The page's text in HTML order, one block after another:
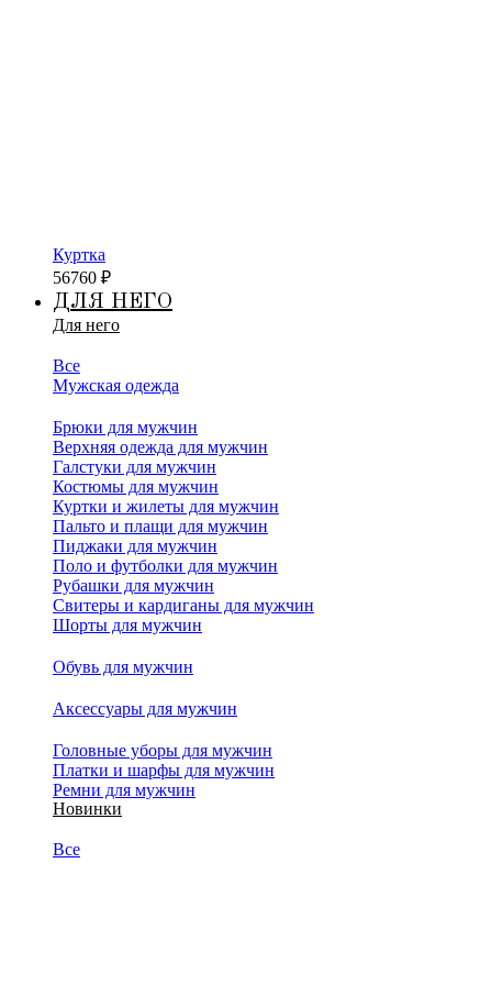
Куртка
56760 ₽
ДЛЯ НЕГО
Для него
Все
Мужская одежда
Брюки для мужчин
Верхняя одежда для мужчин
Галстуки для мужчин
Костюмы для мужчин
Куртки и жилеты для мужчин
Пальто и плащи для мужчин
Пиджаки для мужчин
Поло и футболки для мужчин
Рубашки для мужчин
Свитеры и кардиганы для мужчин
Шорты для мужчин
Обувь для мужчин
Аксессуары для мужчин
Головные уборы для мужчин
Платки и шарфы для мужчин
Ремни для мужчин
Новинки
Все